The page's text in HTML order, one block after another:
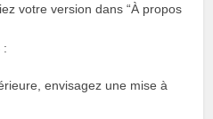
votre version dans “À propos
:
envisagez une mise à